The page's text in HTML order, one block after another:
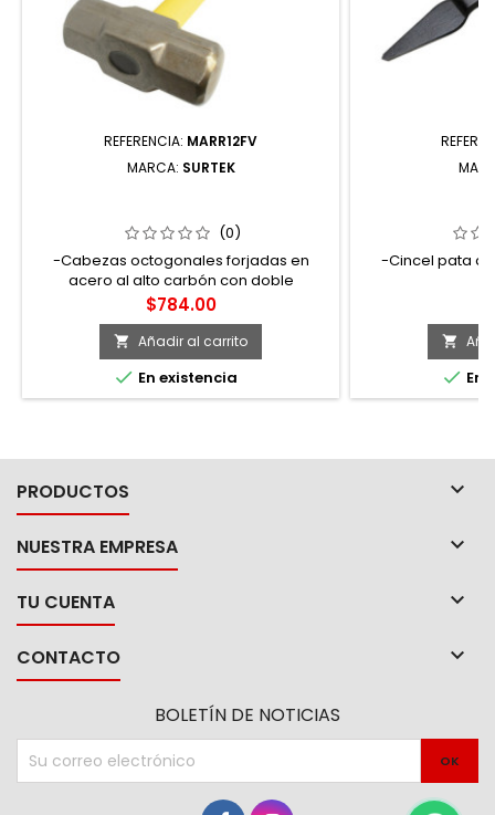
REFERENCIA: MARR12FV
MARCA: SURTEK
LARGO DE FIBRA DE VIDRIO DE 36" 12
LB SURTEK
(0)
-Cabezas octogonales forjadas en
acero al alto carbón con doble
tratamiento térmico -Mango de 36"
Precio
$784.00
 Añadir al carrito
 En existencia
-Cincel pata

 En
PRODUCTOS 
NUESTRA EMPRESA 
TU CUENTA 
CONTACTO 
BOLETÍN DE NOTICIAS